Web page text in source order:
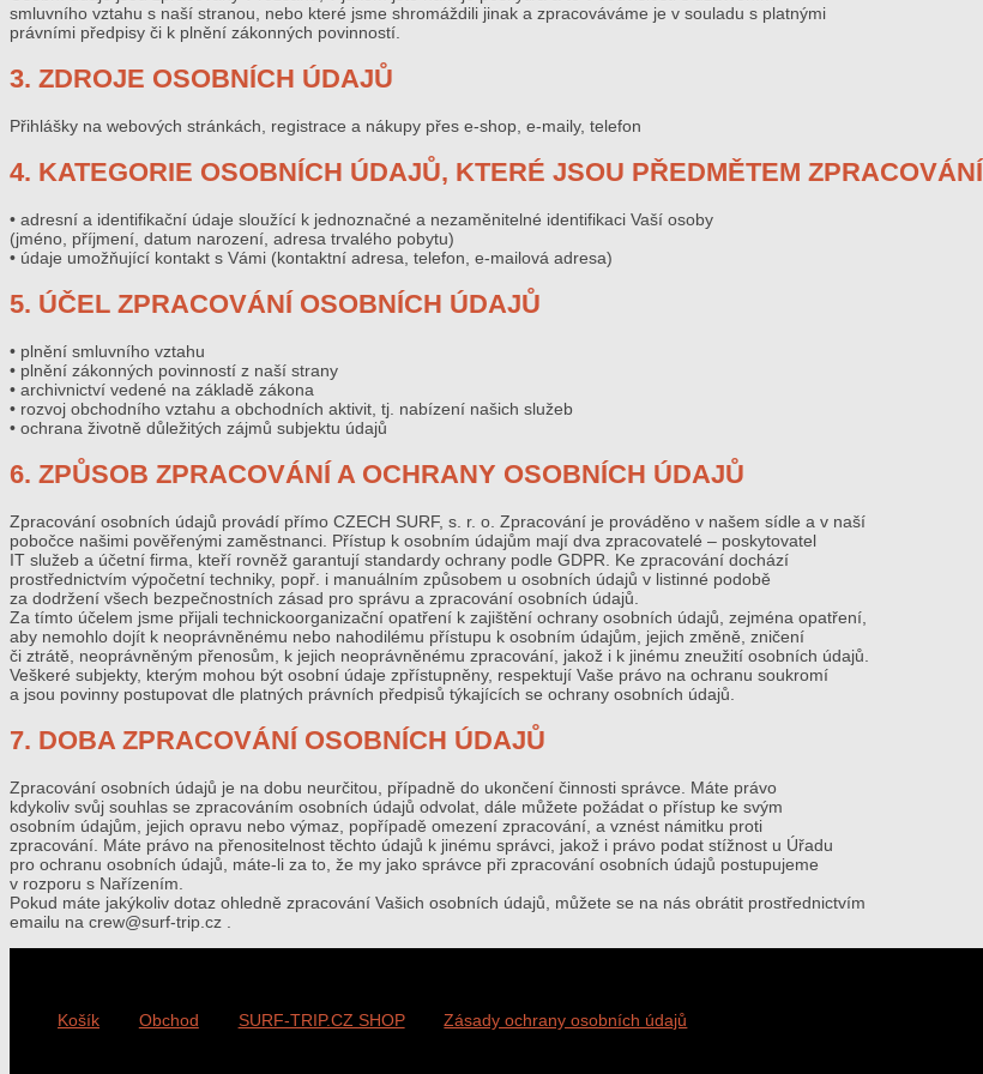
smluvního vztahu s naší stranou, nebo které jsme shromáždili jinak a zpracováváme je v souladu s platnými
právními předpisy či k plnění zákonných povinností.
3. ZDROJE OSOBNÍCH ÚDAJŮ
Přihlášky na webových stránkách, registrace a nákupy přes e-shop, e-maily, telefon
4. KATEGORIE OSOBNÍCH ÚDAJŮ, KTERÉ JSOU PŘEDMĚTEM ZPRACOVÁNÍ
• adresní a identifikační údaje sloužící k jednoznačné a nezaměnitelné identifikaci Vaší osoby
(jméno, příjmení, datum narození, adresa trvalého pobytu)
• údaje umožňující kontakt s Vámi (kontaktní adresa, telefon, e-mailová adresa)
5. ÚČEL ZPRACOVÁNÍ OSOBNÍCH ÚDAJŮ
• plnění smluvního vztahu
• plnění zákonných povinností z naší strany
• archivnictví vedené na základě zákona
• rozvoj obchodního vztahu a obchodních aktivit, tj. nabízení našich služeb
• ochrana životně důležitých zájmů subjektu údajů
6. ZPŮSOB ZPRACOVÁNÍ A OCHRANY OSOBNÍCH ÚDAJŮ
Zpracování osobních údajů provádí přímo CZECH SURF, s. r. o. Zpracování je prováděno v našem sídle a v naší
pobočce našimi pověřenými zaměstnanci. Přístup k osobním údajům mají dva zpracovatelé – poskytovatel
IT služeb a účetní firma, kteří rovněž garantují standardy ochrany podle GDPR. Ke zpracování dochází
prostřednictvím výpočetní techniky, popř. i manuálním způsobem u osobních údajů v listinné podobě
za dodržení všech bezpečnostních zásad pro správu a zpracování osobních údajů.
Za tímto účelem jsme přijali technickoorganizační opatření k zajištění ochrany osobních údajů, zejména opatření,
aby nemohlo dojít k neoprávněnému nebo nahodilému přístupu k osobním údajům, jejich změně, zničení
či ztrátě, neoprávněným přenosům, k jejich neoprávněnému zpracování, jakož i k jinému zneužití osobních údajů.
Veškeré subjekty, kterým mohou být osobní údaje zpřístupněny, respektují Vaše právo na ochranu soukromí
a jsou povinny postupovat dle platných právních předpisů týkajících se ochrany osobních údajů.
7. DOBA ZPRACOVÁNÍ OSOBNÍCH ÚDAJŮ
Zpracování osobních údajů je na dobu neurčitou, případně do ukončení činnosti správce. Máte právo
kdykoliv svůj souhlas se zpracováním osobních údajů odvolat, dále můžete požádat o přístup ke svým
osobním údajům, jejich opravu nebo výmaz, popřípadě omezení zpracování, a vznést námitku proti
zpracování. Máte právo na přenositelnost těchto údajů k jinému správci, jakož i právo podat stížnost u Úřadu
pro ochranu osobních údajů, máte-li za to, že my jako správce při zpracování osobních údajů postupujeme
v rozporu s Nařízením.
Pokud máte jakýkoliv dotaz ohledně zpracování Vašich osobních údajů, můžete se na nás obrátit prostřednictvím
emailu na crew@surf-trip.cz .
Košík Obchod SURF-TRIP.CZ SHOP Zásady ochrany osobních údajů